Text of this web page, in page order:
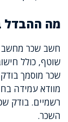
מה ההבדל
חשב שכר מחשב
שוטף, כולל
שכר מוסמך
מוודא עמידה
רשמיים. בודק
השכר.